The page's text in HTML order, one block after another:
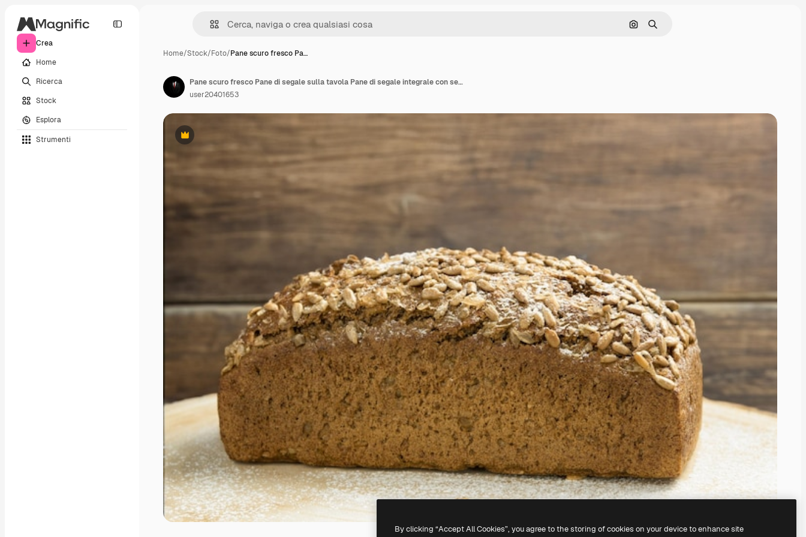
Crea
Home
Ricerca
Stock
Esplora
Strumenti
Cerca per immagine
Ricerca
Home/Stock/Foto/Pane scuro fresco Pa…
Premium
Pane scuro fresco Pane di segale sulla tavola Pane di segale integrale con semi Spazio di copia per un'alimentazione sana
user20401653
By clicking “Accept All Cookies”, you agree to the storing of cookies on your device to enhance site